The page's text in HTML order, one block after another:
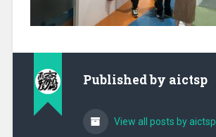
Published by aictsp
View all posts by aictsp